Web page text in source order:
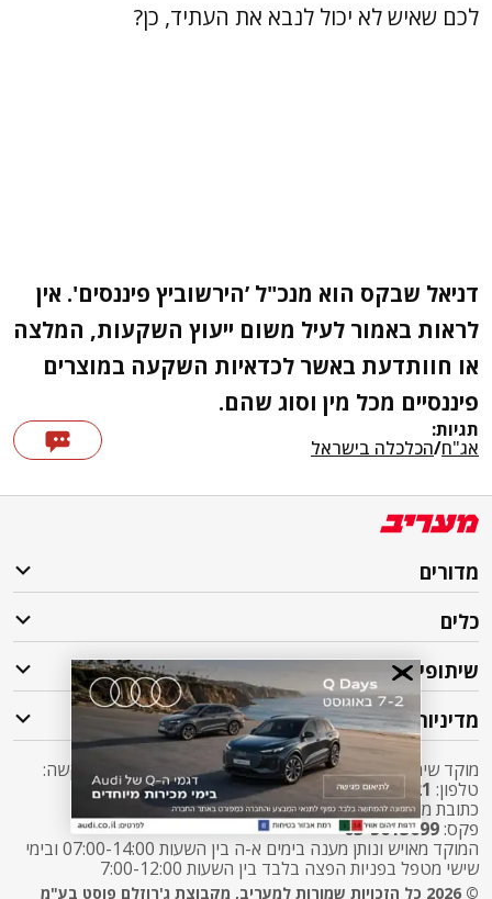
לכם שאיש לא יכול לנבא את העתיד, כן?
דניאל שבקס הוא מנכ"ל ’הירשוביץ פיננסים'. אין
לראות באמור לעיל משום ייעוץ השקעות, המלצה
או חוותדעת באשר לכדאיות השקעה במוצרים
פיננסיים מכל מין וסוג שהם.
תגיות:
אג"ח/הכלכלה בישראל
מדורים
כלים
שיתופי פעולה
מדיניות
מוקד שירות לקוחות מעריב אליו ניתן לפנות בכל שאלה או בקשה:
טלפון: 2421* שלוחה 5 מעריב או
03-7619056
כתובת מייל:sherut@maariv.co.il
פקס:03-5613699
המוקד מאויש ונותן מענה בימים א-ה בין השעות 07:00-14:00 ובימי
שישי מטפל בפניות הפצה בלבד בין השעות 7:00-12:00
© 2026 כל הזכויות שמורות למעריב, מקבוצת ג'רוזלם פוסט בע"מ